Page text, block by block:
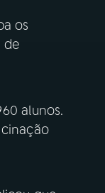
os
de
alunos.